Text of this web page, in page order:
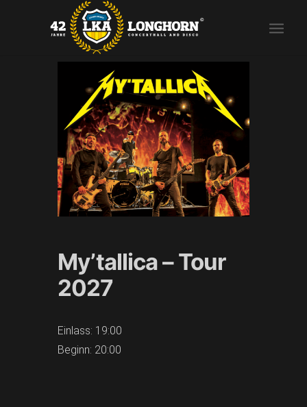
My’tallica – Tour
2027
Einlass: 19:00
Beginn: 20:00